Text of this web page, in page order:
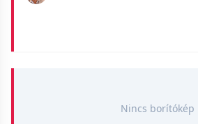
Nincs borítókép